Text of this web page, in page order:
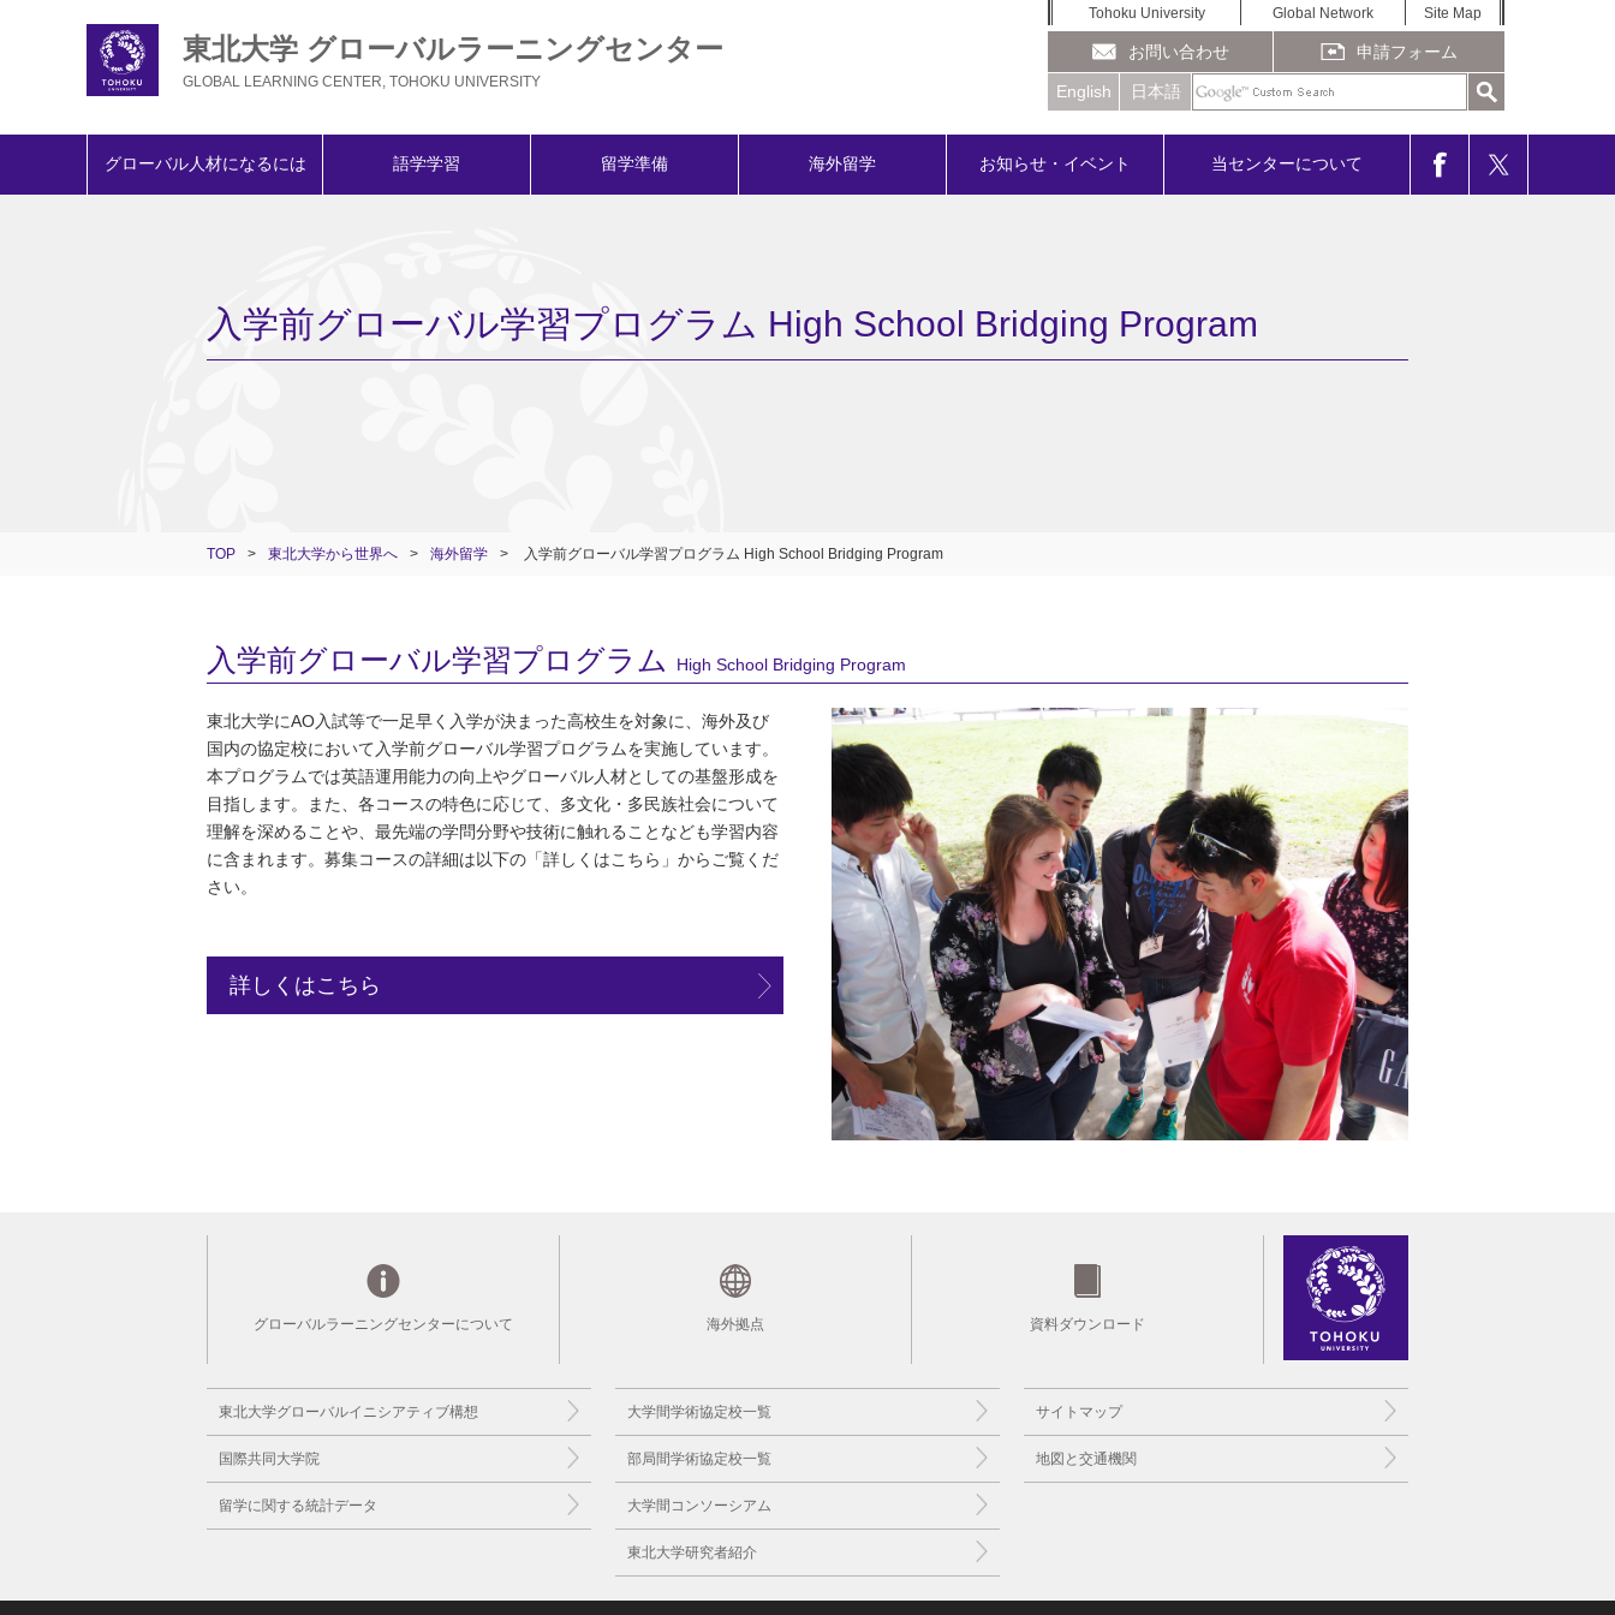
東北大学 グローバルラーニングセンター
GLOBAL LEARNING CENTER, TOHOKU UNIVERSITY
Tohoku University Global Network Site Map
お問い合わせ 申請フォーム
English 日本語
グローバル人材になるには 語学学習 留学準備 海外留学 お知らせ・イベント 当センターについて
入学前グローバル学習プログラム High School Bridging Program
TOP > 東北大学から世界へ > 海外留学 > 入学前グローバル学習プログラム High School Bridging Program
入学前グローバル学習プログラム High School Bridging Program
東北大学にAO入試等で一足早く入学が決まった高校生を対象に、海外及び
国内の協定校において入学前グローバル学習プログラムを実施しています。
本プログラムでは英語運用能力の向上やグローバル人材としての基盤形成を
目指します。また、各コースの特色に応じて、多文化・多民族社会について
理解を深めることや、最先端の学問分野や技術に触れることなども学習内容
に含まれます。募集コースの詳細は以下の「詳しくはこちら」からご覧くだ
さい。
詳しくはこちら
グローバルラーニングセンターについて 海外拠点 資料ダウンロード
東北大学グローバルイニシアティブ構想
国際共同大学院
留学に関する統計データ
大学間学術協定校一覧
部局間学術協定校一覧
大学間コンソーシアム
東北大学研究者紹介
サイトマップ
地図と交通機関